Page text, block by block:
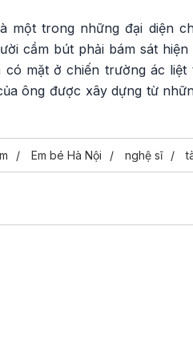
một trong những đại diện
cầm bút phải bám sát
mặt ở chiến trường ác
ông được xây dựng từ
Em bé Hà Nội nghệ sĩ